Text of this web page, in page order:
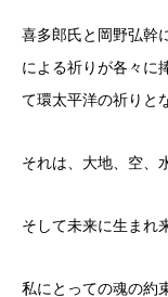
喜多郎氏と岡野弘幹
による祈りが各々に
て環太平洋の祈りと
それは、大地、空、
そして未来に生まれ
私にとっての魂の約